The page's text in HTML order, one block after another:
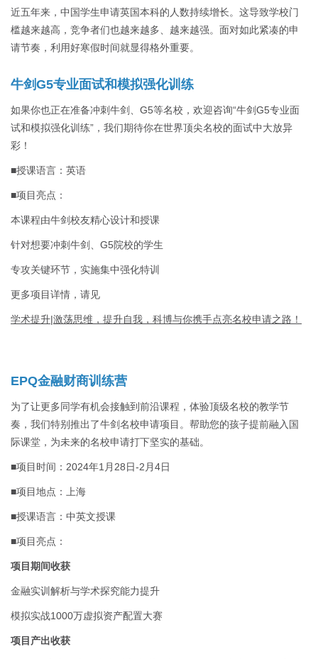
近五年来，中国学生申请英国本科的人数持续增长。这导致学校门
槛越来越高，竞争者们也越来越多、越来越强。面对如此紧凑的申
请节奏，利用好寒假时间就显得格外重要。
牛剑G5专业面试和模拟强化训练
如果你也正在准备冲刺牛剑、G5等名校，欢迎咨询“牛剑G5专业面
试和模拟强化训练”，我们期待你在世界顶尖名校的面试中大放异
彩！
■授课语言：英语
■项目亮点：
本课程由牛剑校友精心设计和授课
针对想要冲刺牛剑、G5院校的学生
专攻关键环节，实施集中强化特训
更多项目详情，请见
学术提升|激荡思维，提升自我，科博与你携手点亮名校申请之路！
EPQ金融财商训练营
为了让更多同学有机会接触到前沿课程，体验顶级名校的教学节
奏，我们特别推出了牛剑名校申请项目。帮助您的孩子提前融入国
际课堂，为未来的名校申请打下坚实的基础。
■项目时间：2024年1月28日-2月4日
■项目地点：上海
■授课语言：中英文授课
■项目亮点：
项目期间收获
金融实训解析与学术探究能力提升
模拟实战1000万虚拟资产配置大赛
项目产出收获